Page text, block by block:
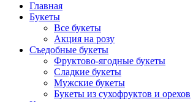
Главная
Букеты
Все букеты
Акция на розу
Съедобные букеты
Фруктово-ягодные букеты
Сладкие букеты
Мужские букеты
Букеты из сухофруктов и орехов